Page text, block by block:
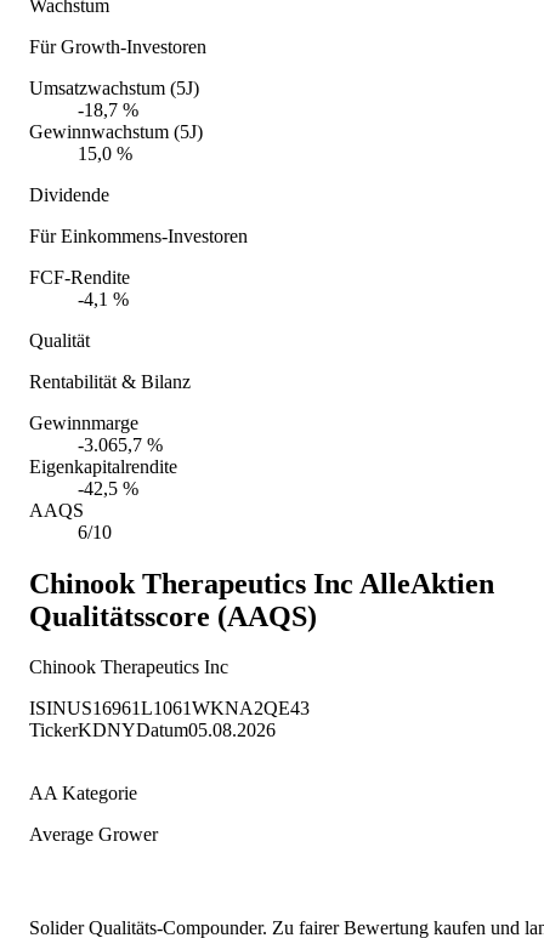
Wachstum
Für Growth-Investoren
Umsatzwachstum (5J)
-18,7 %
Gewinnwachstum (5J)
15,0 %
Dividende
Für Einkommens-Investoren
FCF-Rendite
-4,1 %
Qualität
Rentabilität & Bilanz
Gewinnmarge
-3.065,7 %
Eigenkapitalrendite
-42,5 %
AAQS
6/10
Chinook Therapeutics Inc AlleAktien
Qualitätsscore (AAQS)
Chinook Therapeutics Inc
ISINUS16961L1061WKNA2QE43
TickerKDNYDatum05.08.2026
AA Kategorie
Average Grower
Solider Qualitäts-Compounder. Zu fairer Bewertung kaufen und